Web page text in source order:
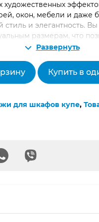
художественных
окон, мебели и даже
и элегантность.
размерам, что
спальня или кухня.
стекло с рисунком,
с большим опытом.
классики до
и
способ добавить
в Екатеринбурге!
Развернуть
Купить в
для шкафов купе,